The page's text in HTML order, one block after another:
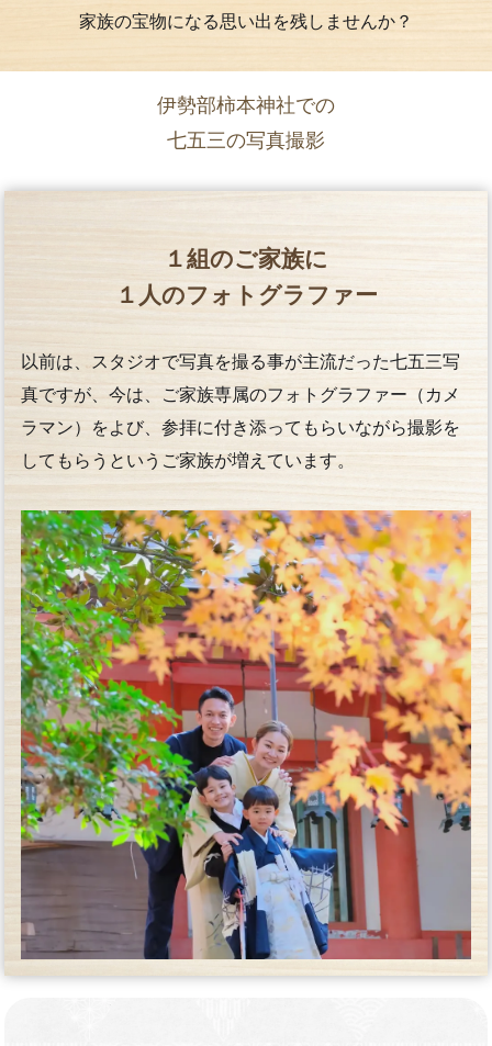
家族の宝物になる思い出を残しませんか？
伊勢部柿本神社での
七五三の写真撮影
１組のご家族に
１人のフォトグラファー
以前は、スタジオで写真を撮る事が主流だった七五三写
真ですが、今は、ご家族専属のフォトグラファー（カメ
ラマン）をよび、参拝に付き添ってもらいながら撮影を
してもらうというご家族が増えています。